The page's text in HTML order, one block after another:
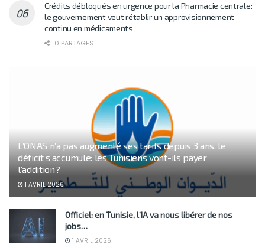
Crédits débloqués en urgence pour la Pharmacie centrale:
le gouvernement veut rétablir un approvisionnement
continu en médicaments
0 PARTAGES
L’ONAS n’a pas augmenté ses tarifs depuis 3 ans, le
déficit s’accumule: les Tunisiens vont-ils payer
l’addition?
1 AVRIL 2026
Officiel: en Tunisie, l’IA va nous libérer de nos
jobs…
1 AVRIL 2026